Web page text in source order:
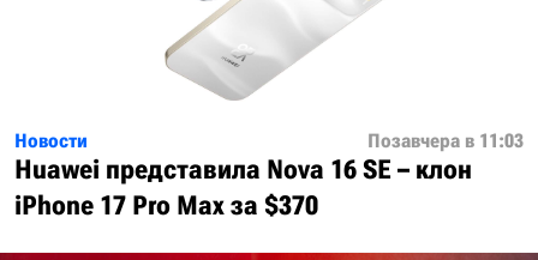
Новости Позавчера в 11:03
Huawei представила Nova 16 SE – клон
iPhone 17 Pro Max за $370